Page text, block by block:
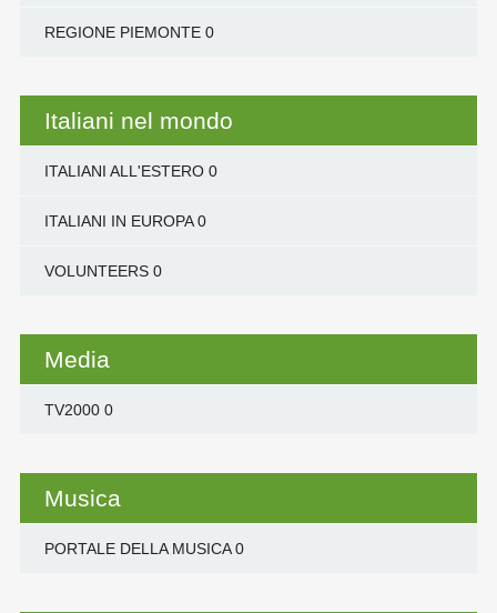
REGIONE PIEMONTE0
Italiani nel mondo
ITALIANI ALL'ESTERO0
ITALIANI IN EUROPA0
VOLUNTEERS0
Media
TV20000
Musica
PORTALE DELLA MUSICA0